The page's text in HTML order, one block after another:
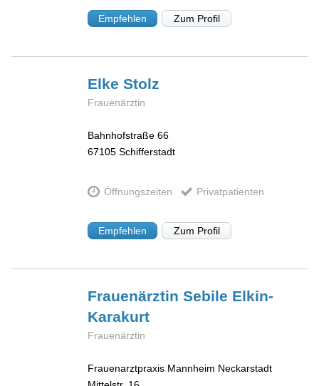
Empfehlen Zum Profil
ElkeStolz
Frauenärztin
Bahnhofstraße 66
67105 Schifferstadt
Öffnungszeiten Privatpatienten
Empfehlen Zum Profil
Frauenärztin Sebile Elkin-
Karakurt
Frauenärztin
Frauenarztpraxis Mannheim Neckarstadt